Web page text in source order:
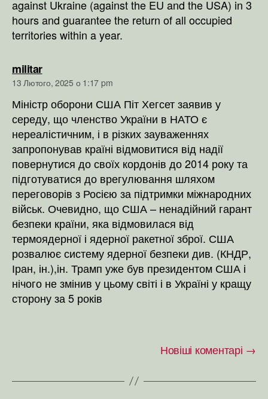
against Ukraine (against the EU and the USA) in 3
hours and guarantee the return of all occupied
territories within a year.
militarговорить:
13 Лютого, 2025 о 1:17 pm
Міністр оборони США Піт Хегсет заявив у
середу, що членство України в НАТО є
нереалістичним, і в різких зауваженнях
запропонував країні відмовитися від надії
повернутися до своїх кордонів до 2014 року та
підготуватися до врегулювання шляхом
переговорів з Росією за підтримки міжнародних
військ. Очевидно, що США – ненадійний гарант
безпеки країни, яка відмовилася від
термоядерної і ядерної ракетної зброї. США
розвалює систему ядерної безпеки див. (КНДР,
Іран, ін.),ін. Трамп уже був президентом США і
нічого не змінив у цьому світі і в Україні у кращу
сторону за 5 років
Новіші коментарі →